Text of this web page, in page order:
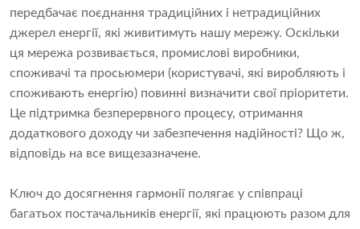
передбачає поєднання традиційних і нетрадиційних
джерел енергії, які живитимуть нашу мережу. Оскільки
ця мережа розвивається, промислові виробники,
споживачі та просьюмери (користувачі, які виробляють і
споживають енергію) повинні визначити свої пріоритети.
Це підтримка безперервного процесу, отримання
додаткового доходу чи забезпечення надійності? Що ж,
відповідь на все вищезазначене.
Ключ до досягнення гармонії полягає у співпраці
багатьох постачальників енергії, які працюють разом для